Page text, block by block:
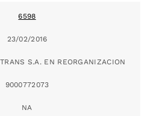
6598
23/02/2016
S.A. EN REORGANIZACION
9000772073
NA